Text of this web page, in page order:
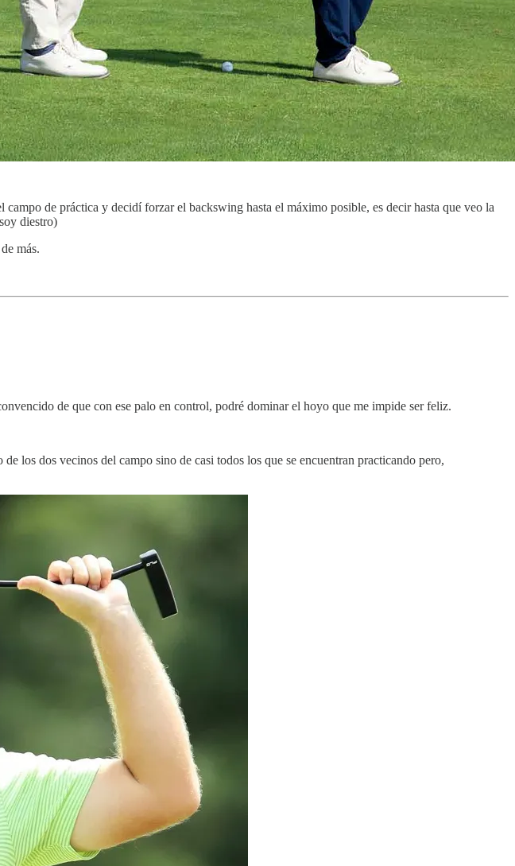
de práctica y decidí forzar el backswing hasta el máximo posible, es decir hasta que veo la
diestro)
más.
de que con ese palo en control, podré dominar el hoyo que me impide ser feliz.
los dos vecinos del campo sino de casi todos los que se encuentran practicando pero,